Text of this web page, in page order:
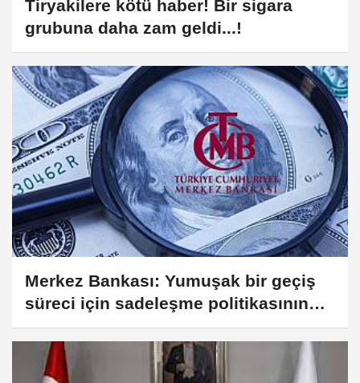
Tiryakilere kötü haber! Bir sigara
grubuna daha zam geldi...!
Merkez Bankası: Yumuşak bir geçiş
süreci için sadeleşme politikasının
kademeli olmasına karar verilmiştir...